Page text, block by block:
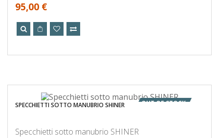
95,00 €
OUT OF STOCK
SPECCHIETTI SOTTO MANUBRIO SHINER
Specchietti sotto manubrio SHINER